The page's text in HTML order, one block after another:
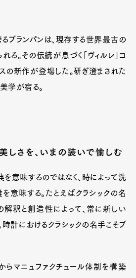
ブランパンは、現存する世界最古の
る。その伝統が息づく「ヴィルレ」コ
の新作が登場した。研ぎ澄まされた
学が宿る。
しさを、いまの装いで愉しむ
を意味するのではなく、時によって洗
意味する。たとえばクラシックの名
釈と創造性によって、常に新しい
時計におけるクラシックの名手こそブ
マニュファクチュール体制を構築